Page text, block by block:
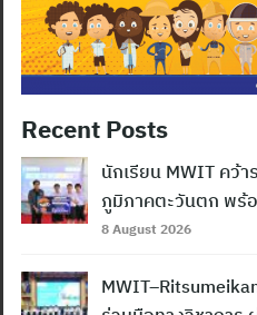
Recent Posts
นักเรียน MWIT คว้า
ภูมิภาคตะวันตก พร้
8 August 2026